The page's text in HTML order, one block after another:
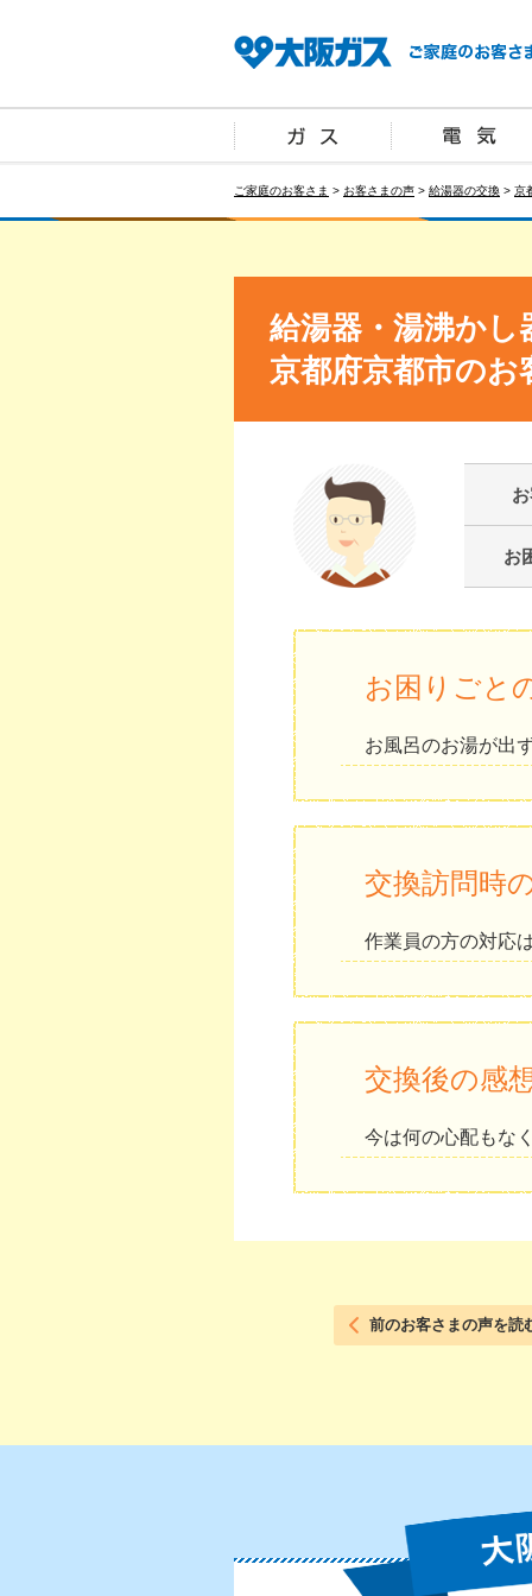
ご家庭のお客さま > お客さまの声 > 給湯器の交換 > 京
給湯器・湯沸かし
京都府京都市のお
お
お困りごと
お風呂のお湯が出
交換訪問時
作業員の方の対応
交換後の感
今は何の心配もな
前のお客さまの声を読